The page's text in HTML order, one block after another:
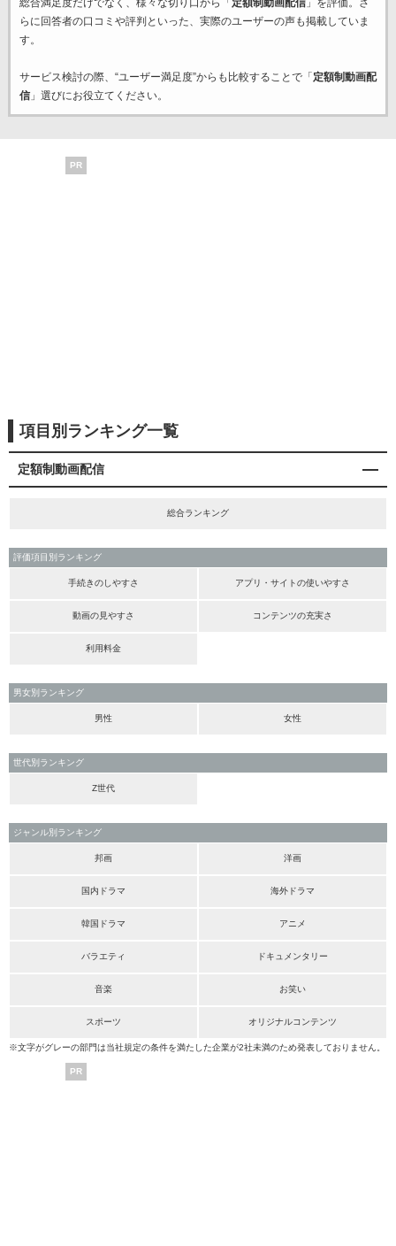
総合満足度だけでなく、様々な切り口から「 定額制動画配信」を評価。さ
らに回答者の口コミや評判といった、実際のユーザーの声も掲載していま
す。
サービス検討の際、“ユーザー満足度”からも比較することで「 定額制動画配
信」選びにお役立てください。
PR
項目別ランキング一覧
定額制動画配信
総合ランキング
評価項目別ランキング
手続きのしやすさ アプリ・サイトの使いやすさ
動画の見やすさ コンテンツの充実さ
利用料金
男女別ランキング
男性 女性
世代別ランキング
Z世代
ジャンル別ランキング
邦画 洋画
国内ドラマ 海外ドラマ
韓国ドラマ アニメ
バラエティ ドキュメンタリー
音楽 お笑い
スポーツ オリジナルコンテンツ
※文字がグレーの部門は当社規定の条件を満たした企業が2社未満のため発表しておりません。
PR